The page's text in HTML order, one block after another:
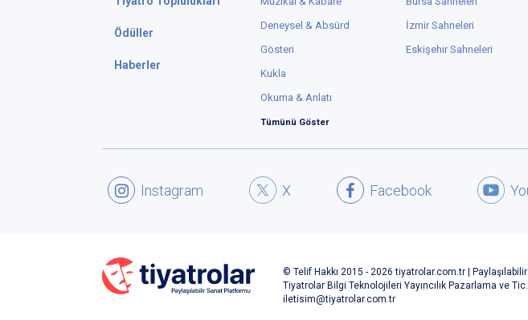
Ödüller
Haberler
Deneysel & Absürd
Gösteri
Kukla
Okuma & Anlatı
Tümünü Göster
İzmir Sahneleri
Eskişehir Sahneleri
Facebook
X
Instagram
© Telif Hakkı 2015 - 2026 tiyatrolar.com.tr |
Tiyatrolar Bilgi Teknolojileri Yayıncılık Pazarlama ve Tic.
iletisim@tiyatrolar.com.tr